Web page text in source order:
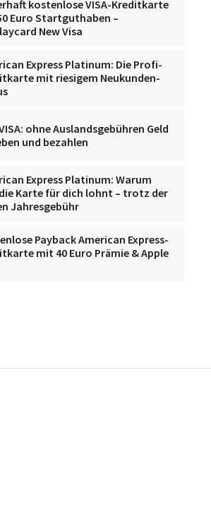
kostenlose VISA-Kreditkarte
Euro Startguthaben –
New Visa
Express Platinum: Die Profi-
mit riesigem Neukunden-
ohne Auslandsgebühren Geld
und bezahlen
Express Platinum: Warum
Karte für dich lohnt – trotz der
Jahresgebühr
Payback American Express-
mit 40 Euro Prämie & Apple